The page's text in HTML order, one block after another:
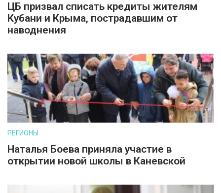
ЦБ призвал списать кредиты жителям
Кубани и Крыма, пострадавшим от
наводнения
РЕГИОНЫ
Наталья Боева приняла участие в
открытии новой школы в Каневской